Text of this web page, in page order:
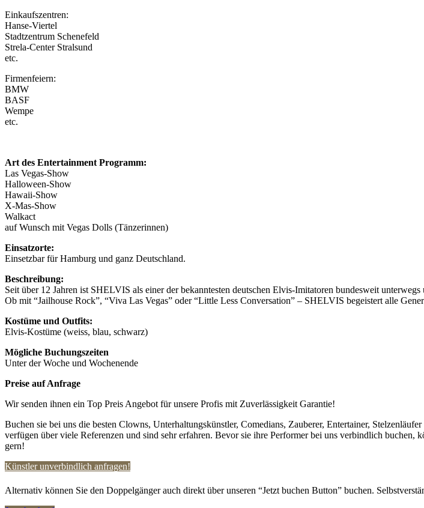
Einkaufszentren:
Hanse-Viertel
Stadtzentrum Schenefeld
Strela-Center Stralsund
etc.
Firmenfeiern:
BMW
BASF
Wempe
etc.
Art des Entertainment Programm:
Las Vegas-Show
Halloween-Show
Hawaii-Show
X-Mas-Show
Walkact
auf Wunsch mit Vegas Dolls (Tänzerinnen)
Einsatzorte:
Einsetzbar für Hamburg und ganz Deutschland.
Beschreibung:
Seit über 12 Jahren ist SHELVIS als einer der bekanntesten deutschen Elvis-Imitatoren bundesweit
Ob mit “Jailhouse Rock”, “Viva Las Vegas” oder “Little Less Conversation” – SHELVIS begeistert alle
Kostüme und Outfits:
Elvis-Kostüme (weiss, blau, schwarz)
Mögliche Buchungszeiten
Unter der Woche und Wochenende
Preise auf Anfrage
Wir senden ihnen ein Top Preis Angebot für unsere Profis mit Zuverlässigkeit Garantie!
Buchen sie bei uns die besten Clowns, Unterhaltungskünstler, Comedians, Zauberer, Entertainer,
verfügen über viele Referenzen und sind sehr erfahren. Bevor sie ihre Performer bei uns verbindlich buchen,
gern!
Künstler unverbindlich anfragen!
Alternativ können Sie den Doppelgänger auch direkt über unseren “Jetzt buchen Button” buchen.